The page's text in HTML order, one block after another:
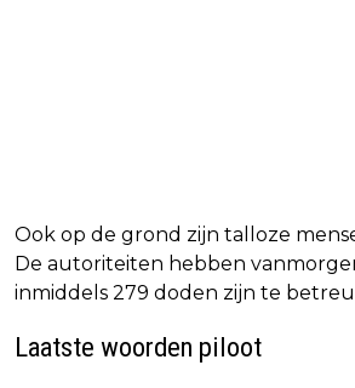
Ook op de grond zijn talloze
De autoriteiten hebben
inmiddels 279 doden zijn te
Laatste woorden piloot